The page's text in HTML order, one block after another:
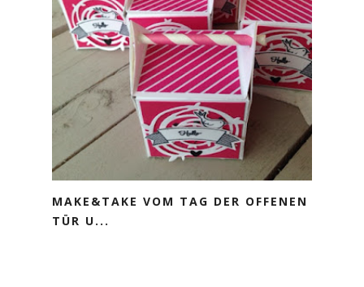
MAKE&TAKE VOM TAG DER OFFENEN
TÜR U...